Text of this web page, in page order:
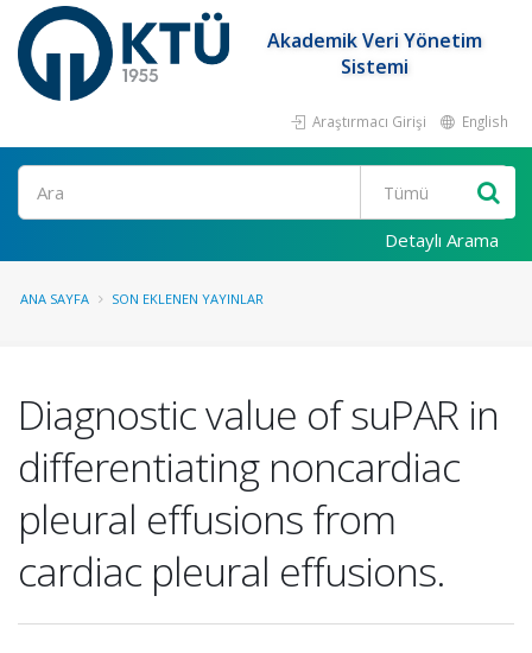
Akademik Veri Yönetim
Sistemi
Araştırmacı Girişi English
Ara
Detaylı Arama
ANA SAYFA SON EKLENEN YAYINLAR
Diagnostic value of suPAR in
differentiating noncardiac
pleural effusions from
cardiac pleural effusions.